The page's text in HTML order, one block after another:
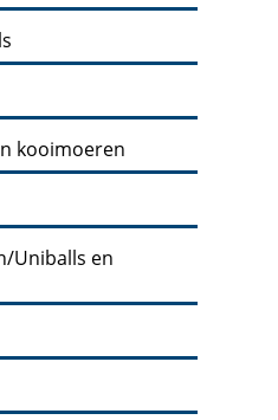
kooimoeren
Uniballs en